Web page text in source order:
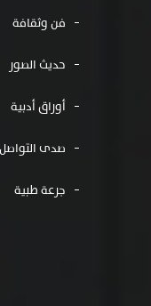
فن وثقافة
حديث الصور
أوراق أدبية
صدى التواصل
جرعة طبية